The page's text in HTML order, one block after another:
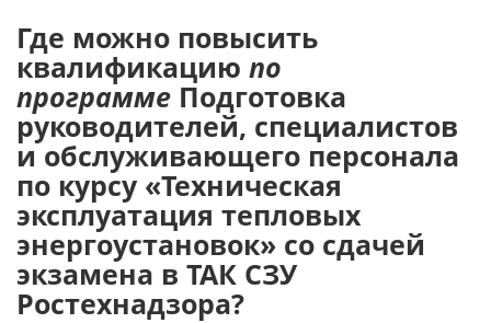
Где можно повысить
квалификацию по
программе Подготовка
руководителей, специалистов
и обслуживающего персонала
по курсу «Техническая
эксплуатация тепловых
энергоустановок» со сдачей
экзамена в ТАК СЗУ
Ростехнадзора?